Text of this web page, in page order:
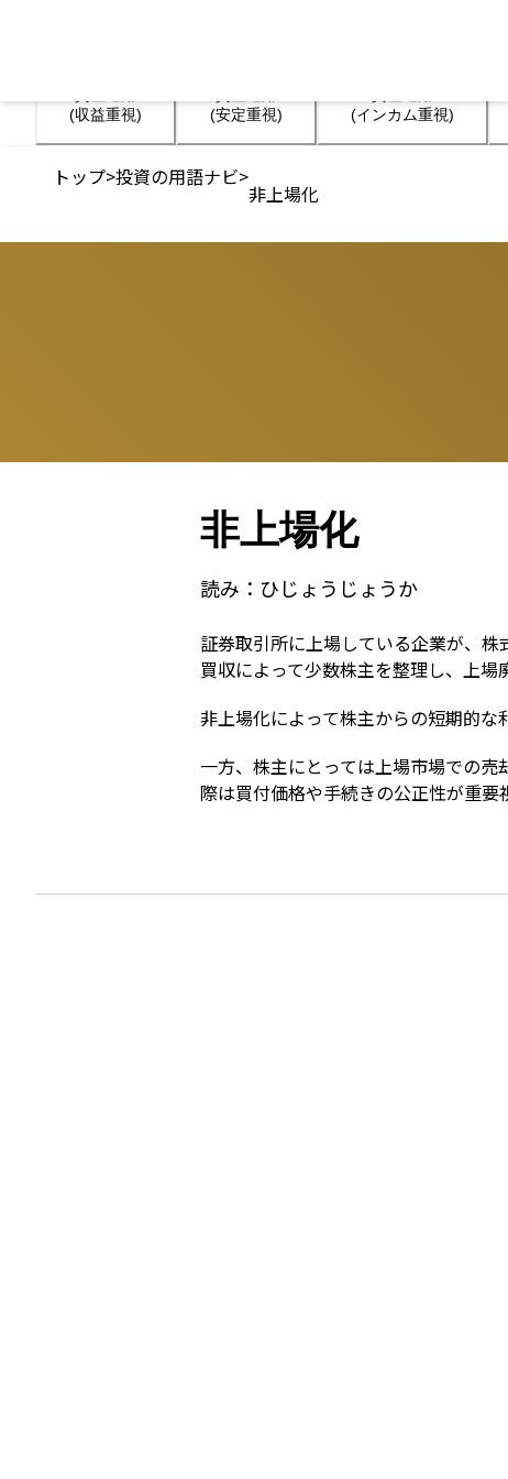
(収益重視)
(安定重視)
(インカム重視)
トップ>投資の用語ナビ>
非上場化
非上場化
読み： ひじょうじょうか
証券取引所に上場している企業が、
買収によって少数株主を整理し、上場
非上場化によって株主からの短期的な
一方、株主にとっては上場市場での
際は買付価格や手続きの公正性が重要